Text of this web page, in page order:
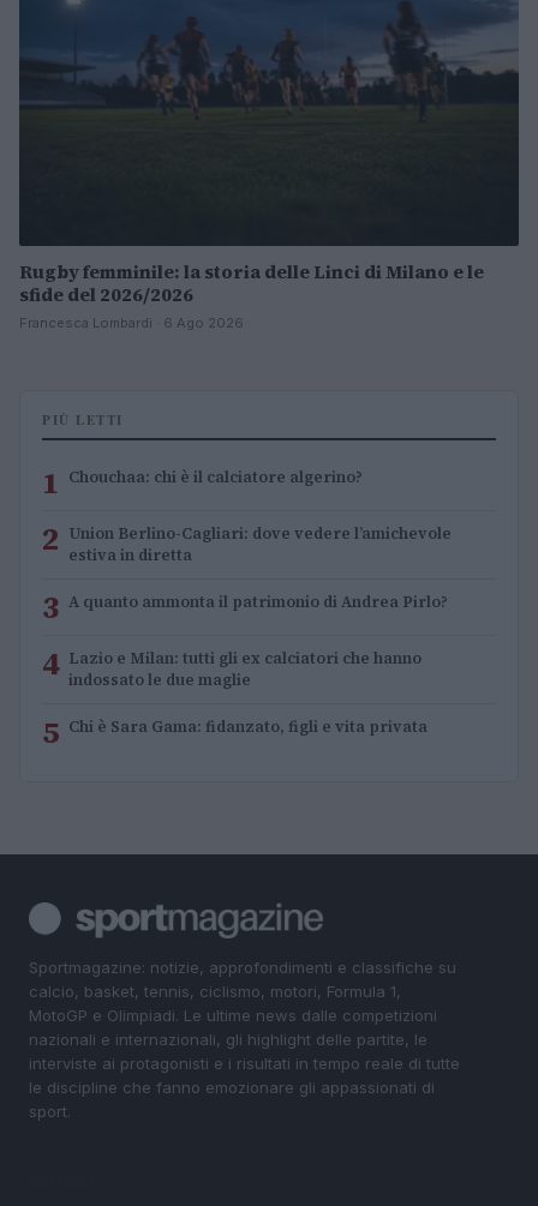
Rugby femminile: la storia delle Linci di Milano e le
sfide del 2026/2026
Francesca Lombardi · 6 Ago 2026
PIÙ LETTI
1 Chouchaa: chi è il calciatore algerino?
2 Union Berlino-Cagliari: dove vedere l’amichevole
estiva in diretta
3 A quanto ammonta il patrimonio di Andrea Pirlo?
4 Lazio e Milan: tutti gli ex calciatori che hanno
indossato le due maglie
5 Chi è Sara Gama: fidanzato, figli e vita privata
Sportmagazine: notizie, approfondimenti e classifiche su
calcio, basket, tennis, ciclismo, motori, Formula 1,
MotoGP e Olimpiadi. Le ultime news dalle competizioni
nazionali e internazionali, gli highlight delle partite, le
interviste ai protagonisti e i risultati in tempo reale di tutte
le discipline che fanno emozionare gli appassionati di
sport.